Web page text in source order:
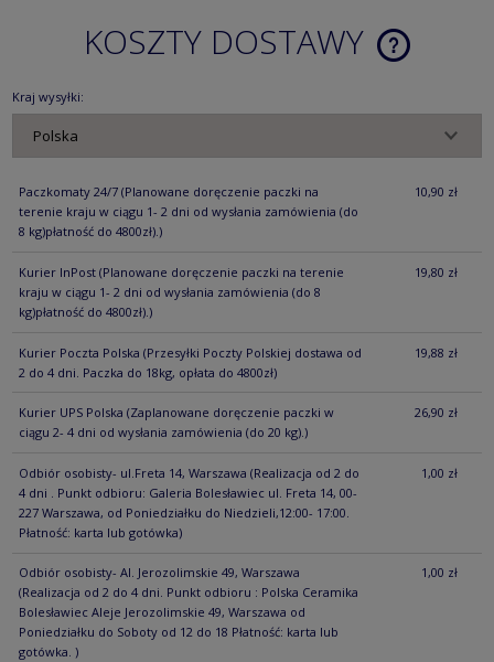
KOSZTY DOSTAWY
CENA NIE
Kraj wysyłki:
Paczkomaty 24/7 (Planowane doręczenie paczki na
terenie kraju w ciągu 1- 2 dni od wysłania zamówienia (do
8 kg)płatność do 4800zł).)
10,90 zł
Kurier InPost (Planowane doręczenie paczki na terenie
kraju w ciągu 1- 2 dni od wysłania zamówienia (do 8
kg)płatność do 4800zł).)
19,80 zł
Kurier Poczta Polska (Przesyłki Poczty Polskiej dostawa od
2 do 4 dni. Paczka do 18kg, opłata do 4800zł)
19,88 zł
Kurier UPS Polska (Zaplanowane doręczenie paczki w
ciągu 2- 4 dni od wysłania zamówienia (do 20 kg).)
26,90 zł
Odbiór osobisty- ul.Freta 14, Warszawa (Realizacja od 2 do
4 dni . Punkt odbioru: Galeria Bolesławiec ul. Freta 14, 00-
227 Warszawa, od Poniedziałku do Niedzieli,12:00- 17:00.
Płatność: karta lub gotówka)
1,00 zł
Odbiór osobisty- Al. Jerozolimskie 49, Warszawa
(Realizacja od 2 do 4 dni. Punkt odbioru : Polska Ceramika
Bolesławiec Aleje Jerozolimskie 49, Warszawa od
Poniedziałku do Soboty od 12 do 18 Płatność: karta lub
gotówka. )
1,00 zł